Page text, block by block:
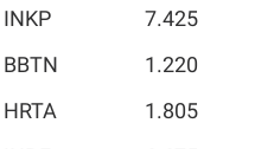
INKP
7.425
BBTN
1.220
HRTA
1.805